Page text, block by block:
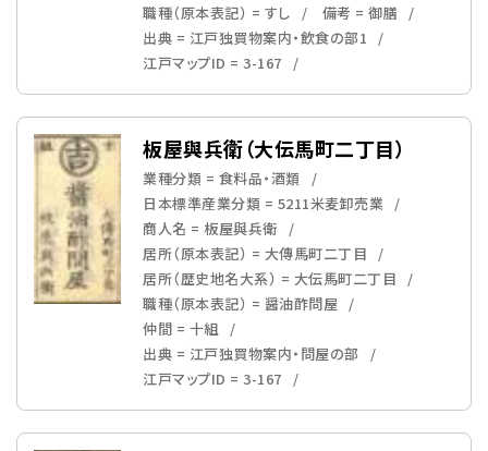
職種（原本表記） = すし
備考 = 御膳
出典 = 江戸独買物案内・飲食の部1
江戸マップID = 3-167
板屋與兵衛（大伝馬町二丁目）
業種分類 = 食料品・酒類
日本標準産業分類 = 5211米麦卸売業
商人名 = 板屋與兵衛
居所（原本表記） = 大傳馬町二丁目
居所（歴史地名大系） = 大伝馬町二丁目
職種（原本表記） = 醤油酢問屋
仲間 = 十組
出典 = 江戸独買物案内・問屋の部
江戸マップID = 3-167